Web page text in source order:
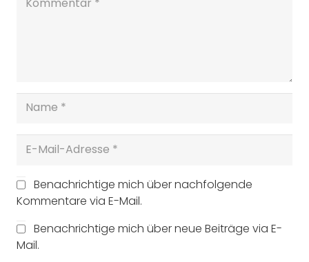
Benachrichtige mich über nachfolgende
Kommentare via E-Mail.
Benachrichtige mich über neue Beiträge via E-
Mail.